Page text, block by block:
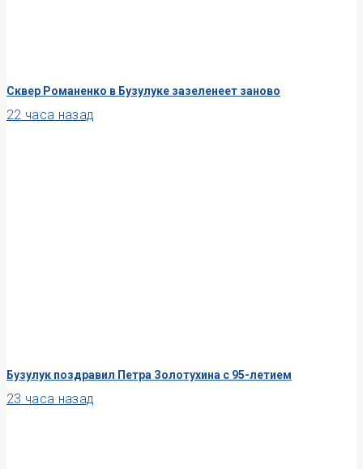
Сквер Романенко в Бузулуке зазеленеет заново
22 часа назад
Бузулук поздравил Петра Золотухина с 95-летием
23 часа назад